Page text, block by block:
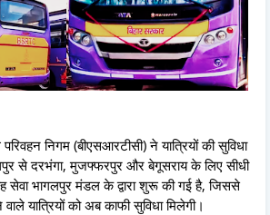
निगम (बीएसआरटीसी) ने यात्रियों की सुविधा
से दरभंगा, मुजफ्फरपुर और बेगूसराय के लिए सीधी
भागलपुर मंडल के द्वारा शुरू की गई है, जिससे
वाले यात्रियों को अब काफी सुविधा मिलेगी।